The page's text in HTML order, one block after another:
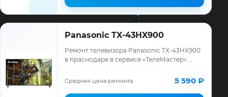
Panasonic TX-43HX900
Ремонт телевизора Panasonic TX-43HX900
в Краснодаре в сервисе «ТелеМастер»:
ремонта, запчасти и гарантия до 12 меся…
Средняя цена ремонта 5 590 ₽